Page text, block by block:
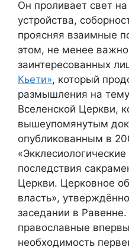
Он проливает свет
устройства,
проясняя взаимные
этом, не менее
заинтересованных
Кьети», который
размышления на
Вселенской Церкви,
вышеупомянутым
опубликованным в
последствия
Церкви. Церковное
власть»,
заседании в
православные
необходимость